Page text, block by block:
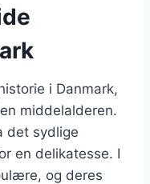
i Danmark,
middelalderen.
det sydlige
en delikatesse. I
og deres